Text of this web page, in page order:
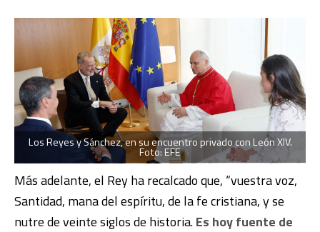
Los Reyes y Sánchez, en su encuentro privado con León XIV.
Foto: EFE
Más adelante, el Rey ha recalcado que, “vuestra voz,
Santidad, mana del espíritu, de la fe cristiana, y se
nutre de veinte siglos de historia.Es hoy fuente de